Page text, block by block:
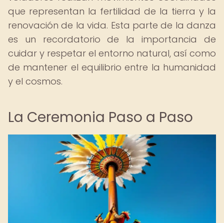
que representan la fertilidad de la tierra y la
renovación de la vida. Esta parte de la danza
es un recordatorio de la importancia de
cuidar y respetar el entorno natural, así como
de mantener el equilibrio entre la humanidad
y el cosmos.
La Ceremonia Paso a Paso